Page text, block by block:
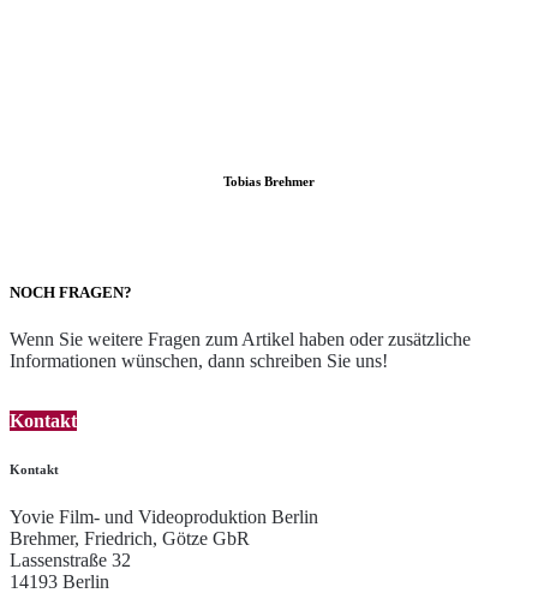
Tobias Brehmer
NOCH FRAGEN?
Wenn Sie weitere Fragen zum Artikel haben oder zusätzliche
Informationen wünschen, dann schreiben Sie uns!
Kontakt
Kontakt
Yovie Film- und Videoproduktion Berlin
Brehmer, Friedrich, Götze GbR
Lassenstraße 32
14193 Berlin